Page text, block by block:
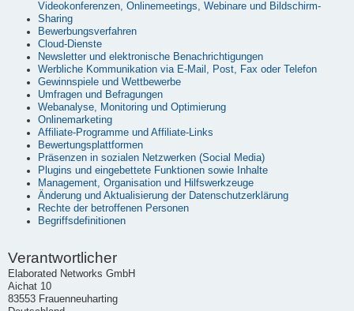
Videokonferenzen, Onlinemeetings, Webinare und Bildschirm-
Sharing
Bewerbungsverfahren
Cloud-Dienste
Newsletter und elektronische Benachrichtigungen
Werbliche Kommunikation via E-Mail, Post, Fax oder Telefon
Gewinnspiele und Wettbewerbe
Umfragen und Befragungen
Webanalyse, Monitoring und Optimierung
Onlinemarketing
Affiliate-Programme und Affiliate-Links
Bewertungsplattformen
Präsenzen in sozialen Netzwerken (Social Media)
Plugins und eingebettete Funktionen sowie Inhalte
Management, Organisation und Hilfswerkzeuge
Änderung und Aktualisierung der Datenschutzerklärung
Rechte der betroffenen Personen
Begriffsdefinitionen
Verantwortlicher
Elaborated Networks GmbH
Aichat 10
83553 Frauenneuharting